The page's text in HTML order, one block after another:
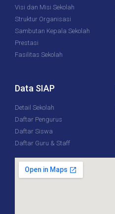
Visi dan Misi Sekolah
Struktur Organisasi
Sambutan Kepala Sekolah
Prestasi
Fasilitas Sekolah
Data SIAP
Detail Sekolah
Daftar Pengurus
Daftar Siswa
Daftar Guru & Staff